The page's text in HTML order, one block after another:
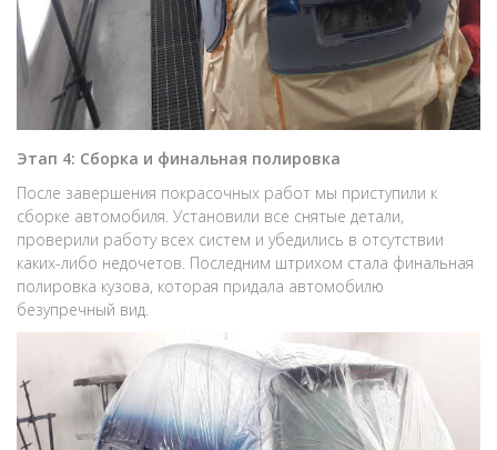
Этап 4: Сборка и финальная полировка
После завершения покрасочных работ мы приступили к
сборке автомобиля. Установили все снятые детали,
проверили работу всех систем и убедились в отсутствии
каких-либо недочетов. Последним штрихом стала финальная
полировка кузова, которая придала автомобилю
безупречный вид.